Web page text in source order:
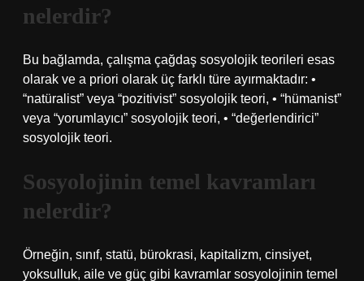
nelerdir?
Bu bağlamda, çalışma çağdaş sosyolojik teorileri esas
olarak ve a priori olarak üç farklı türe ayırmaktadır: •
“natüralist” veya “pozitivist” sosyolojik teori, • “hümanist”
veya “yorumlayıcı” sosyolojik teori, • “değerlendirici”
sosyolojik teori.
Sosyolojinin temel kavramları
nelerdir?
Örneğin, sınıf, statü, bürokrasi, kapitalizm, cinsiyet,
yoksulluk, aile ve güç gibi kavramlar sosyolojinin temel